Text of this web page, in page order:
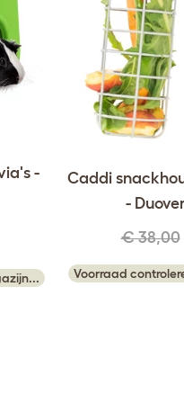
-
Caddi
-
€ 38,00
Voorraad